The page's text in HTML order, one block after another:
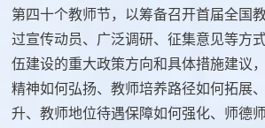
第四十个教师节，以筹备召开首届全国
过宣传动员、广泛调研、征集意见等方
伍建设的重大政策方向和具体措施建议
精神如何弘扬、教师培养路径如何拓展
升、教师地位待遇保障如何强化、师德